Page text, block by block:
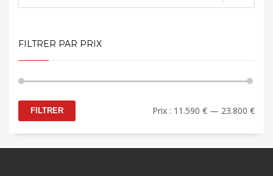
FILTRER PAR PRIX
Prix
Prix
FILTRER Prix : 11.590 € — 23.800 €